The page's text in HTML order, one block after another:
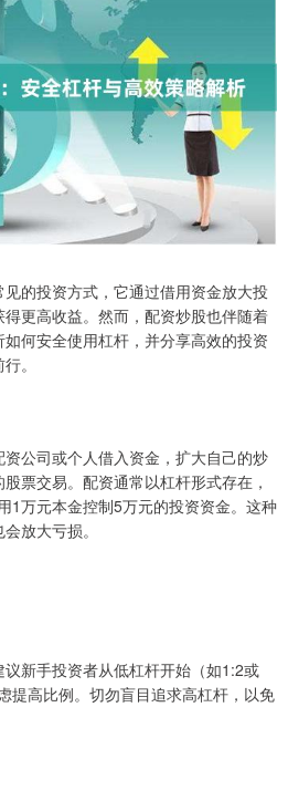
的投资方式，它通过借用资金放大投
更高收益。然而，配资炒股也伴随着
何安全使用杠杆，并分享高效的投资
。
公司或个人借入资金，扩大自己的炒
票交易。配资通常以杠杆形式存在，
1万元本金控制5万元的投资资金。这种
放大亏损。
新手投资者从低杠杆开始（如1:2或
提高比例。切勿盲目追求高杠杆，以免